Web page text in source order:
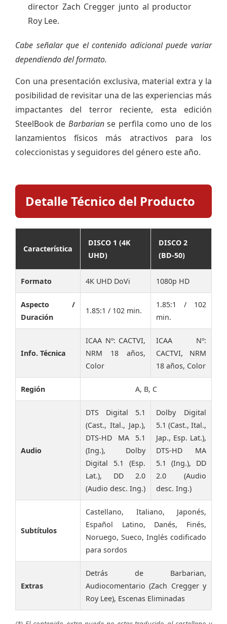
director Zach Cregger junto al productor
Roy Lee.
Cabe señalar que el contenido adicional puede variar
dependiendo del formato.
Con una presentación exclusiva, material extra y la
posibilidad de revisitar una de las experiencias más
impactantes del terror reciente, esta edición
SteelBook de Barbarianse perfila como uno de los
lanzamientos físicos más atractivos para los
coleccionistas y seguidores del género este año.
Detalle Técnico del Producto
Característica
DISCO 1 (4K
UHD)
DISCO 2
(BD-50)
Formato 4K UHD DoVi 1080p HD
Aspecto /
Duración
1.85:1 / 102 min.
1.85:1 / 102
min.
Info. Técnica
ICAA Nº: CACTVI,
NRM 18 años,
Color
ICAA Nº:
CACTVI, NRM
18 años, Color
Región A, B, C
Audio
DTS Digital 5.1
(Cast., Ital., Jap.),
DTS-HD MA 5.1
(Ing.), Dolby
Digital 5.1 (Esp.
Lat.), DD 2.0
(Audio desc. Ing.)
Dolby Digital
5.1 (Cast., Ital.,
Jap., Esp. Lat.),
DTS-HD MA
5.1 (Ing.), DD
2.0 (Audio
desc. Ing.)
Subtítulos
Castellano, Italiano, Japonés,
Español Latino, Danés, Finés,
Noruego, Sueco, Inglés codificado
para sordos
Extras
Detrás de Barbarian,
Audiocomentario (Zach Cregger y
Roy Lee), Escenas Eliminadas